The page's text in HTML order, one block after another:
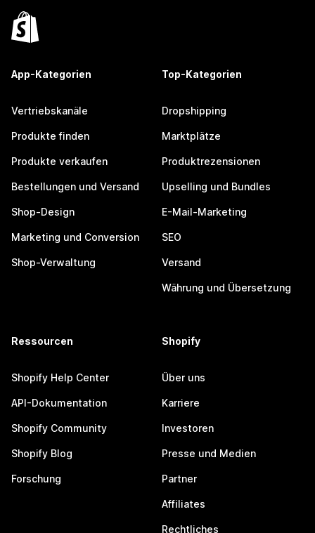
App-Kategorien
Vertriebskanäle
Produkte finden
Produkte verkaufen
Bestellungen und Versand
Shop-Design
Marketing und Conversion
Shop-Verwaltung
Top-Kategorien
Dropshipping
Marktplätze
Produktrezensionen
Upselling und Bundles
E-Mail-Marketing
SEO
Versand
Währung und Übersetzung
Ressourcen
Shopify Help Center
API-Dokumentation
Shopify Community
Shopify Blog
Forschung
Shopify
Über uns
Karriere
Investoren
Presse und Medien
Partner
Affiliates
Rechtliches